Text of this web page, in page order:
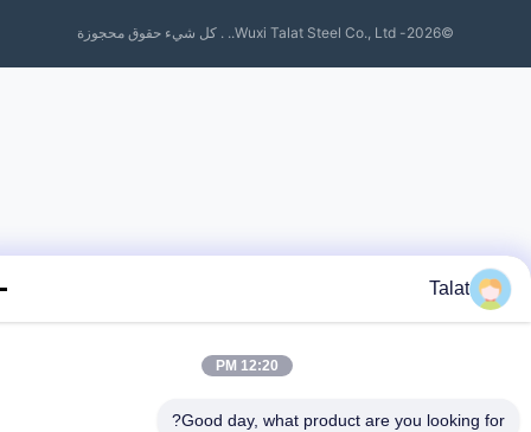
Talat
12:20 PM
Good day, what product are you looking